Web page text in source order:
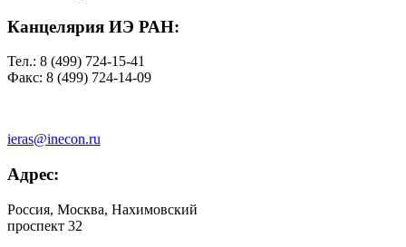
Канцелярия ИЭ РАН:
Тел.: 8 (499) 724-15-41
Факс: 8 (499) 724-14-09
ieras@inecon.ru
Адрес:
Россия, Москва, Нахимовский
проспект 32